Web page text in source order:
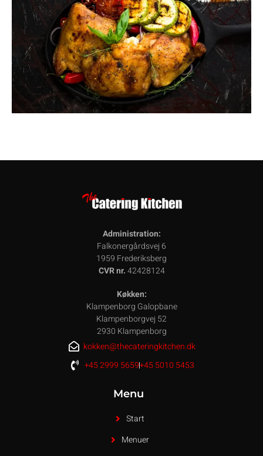
Administration:
Falkonergårdsvej 6
1959 Frederiksberg
CVR nr.42428124
Køkken:
Klampenborg Galopbane
Klampenborgvej 52
2930 Klampenborg
kokken@thecateringkitchen.dk
+45 2999 5659+45 5010 5453
Menu
Start
Menuer